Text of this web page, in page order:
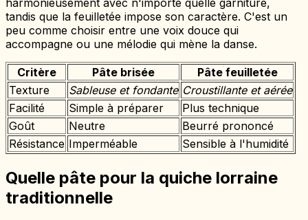
tandis que la feuilletée impose son caractère. C'est un
peu comme choisir entre une voix douce qui
accompagne ou une mélodie qui mène la danse.
Critère Pâte brisée
Pâte feuilletée
Texture
Sableuse et fondante Croustillante et aérée
Facilité
Simple à préparer
Plus technique
Goût
Neutre
Beurré prononcé
Résistance Imperméable Sensible à l'humidité
Quelle pâte pour la quiche lorraine
traditionnelle